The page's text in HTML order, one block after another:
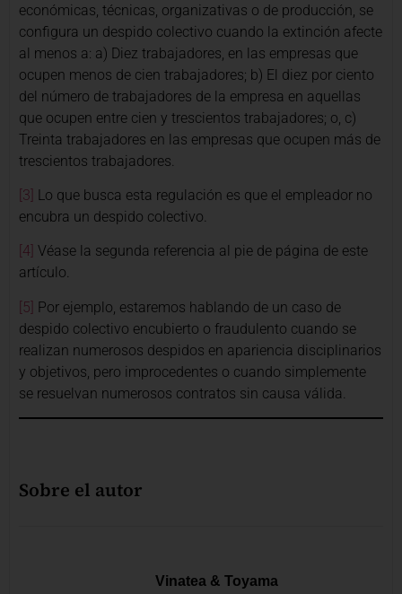
económicas, técnicas, organizativas o de producción, se
configura un despido colectivo cuando la extinción afecte
al menos a: a) Diez trabajadores, en las empresas que
ocupen menos de cien trabajadores; b) El diez por ciento
del número de trabajadores de la empresa en aquellas
que ocupen entre cien y trescientos trabajadores; o, c)
Treinta trabajadores en las empresas que ocupen más de
trescientos trabajadores.
[3] Lo que busca esta regulación es que el empleador no
encubra un despido colectivo.
[4] Véase la segunda referencia al pie de página de este
artículo.
[5] Por ejemplo, estaremos hablando de un caso de
despido colectivo encubierto o fraudulento cuando se
realizan numerosos despidos en apariencia disciplinarios
y objetivos, pero improcedentes o cuando simplemente
se resuelvan numerosos contratos sin causa válida.
Sobre el autor
Vinatea & Toyama